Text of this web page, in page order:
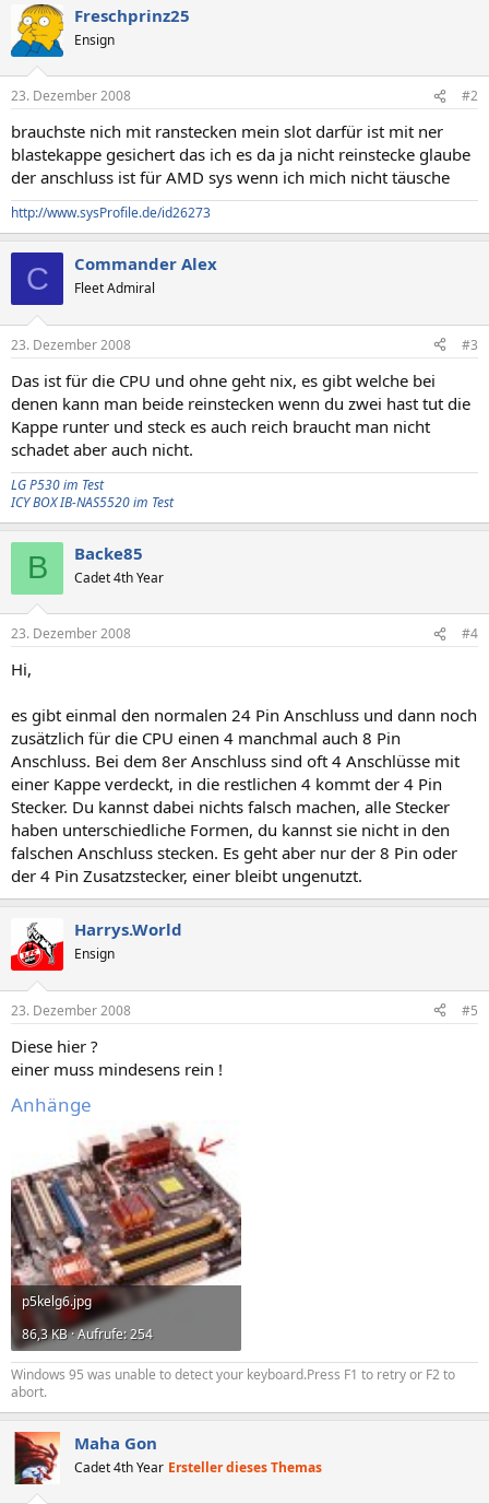
Freschprinz25
Ensign
23. Dezember 2008 #2
brauchste nich mit ranstecken mein slot darfür ist mit ner
blastekappe gesichert das ich es da ja nicht reinstecke glaube
der anschluss ist für AMD sys wenn ich mich nicht täusche
http://www.sysProfile.de/id26273
C Commander Alex
Fleet Admiral
23. Dezember 2008 #3
Das ist für die CPU und ohne geht nix, es gibt welche bei
denen kann man beide reinstecken wenn du zwei hast tut die
Kappe runter und steck es auch reich braucht man nicht
schadet aber auch nicht.
LG P530 im Test
ICY BOX IB-NAS5520 im Test
B Backe85
Cadet 4th Year
23. Dezember 2008 #4
Hi,
es gibt einmal den normalen 24 Pin Anschluss und dann noch
zusätzlich für die CPU einen 4 manchmal auch 8 Pin
Anschluss. Bei dem 8er Anschluss sind oft 4 Anschlüsse mit
einer Kappe verdeckt, in die restlichen 4 kommt der 4 Pin
Stecker. Du kannst dabei nichts falsch machen, alle Stecker
haben unterschiedliche Formen, du kannst sie nicht in den
falschen Anschluss stecken. Es geht aber nur der 8 Pin oder
der 4 Pin Zusatzstecker, einer bleibt ungenutzt.
Harrys.World
Ensign
23. Dezember 2008 #5
Diese hier ?
einer muss mindesens rein !
Anhänge
p5kelg6.jpg
86,3 KB · Aufrufe: 254
Windows 95 was unable to detect your keyboard.Press F1 to retry or F2 to
abort.
Maha Gon
Cadet 4th Year Ersteller dieses Themas